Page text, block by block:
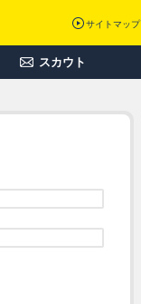
サイトマップ
スカウト